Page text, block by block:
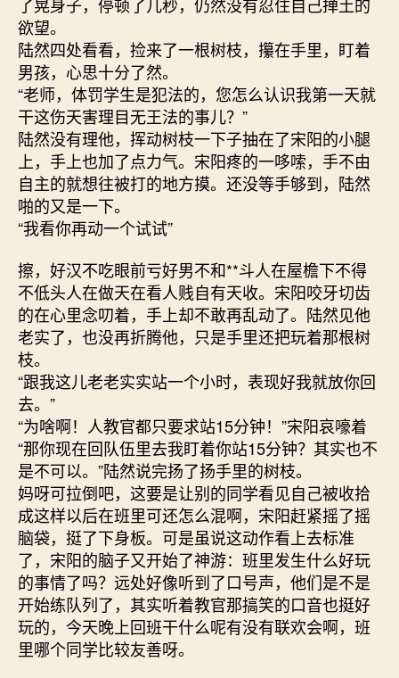
欲望。
陆然四处看看，捡来了一根树枝，攥在手里，盯着
男孩，心思十分了然。
“老师，体罚学生是犯法的，您怎么认识我第一天就
干这伤天害理目无王法的事儿？”
陆然没有理他，挥动树枝一下子抽在了宋阳的小腿
上，手上也加了点力气。宋阳疼的一哆嗦，手不由
自主的就想往被打的地方摸。还没等手够到，陆然
啪的又是一下。
“我看你再动一个试试”
擦，好汉不吃眼前亏好男不和**斗人在屋檐下不得
不低头人在做天在看人贱自有天收。宋阳咬牙切齿
的在心里念叨着，手上却不敢再乱动了。陆然见他
老实了，也没再折腾他，只是手里还把玩着那根树
枝。
“跟我这儿老老实实站一个小时，表现好我就放你回
去。”
“为啥啊！人教官都只要求站15分钟！”宋阳哀嚎着
“那你现在回队伍里去我盯着你站15分钟？其实也不
是不可以。”陆然说完扬了扬手里的树枝。
妈呀可拉倒吧，这要是让别的同学看见自己被收拾
成这样以后在班里可还怎么混啊，宋阳赶紧摇了摇
脑袋，挺了下身板。可是虽说这动作看上去标准
了，宋阳的脑子又开始了神游：班里发生什么好玩
的事情了吗？远处好像听到了口号声，他们是不是
开始练队列了，其实听着教官那搞笑的口音也挺好
玩的，今天晚上回班干什么呢有没有联欢会啊，班
里哪个同学比较友善呀。